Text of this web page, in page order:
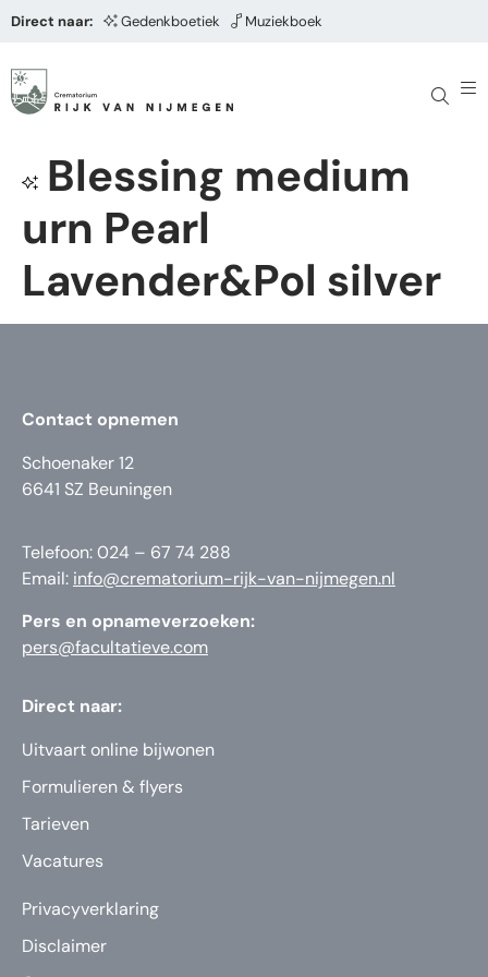
Direct naar: Gedenkboetiek Muziekboek
Blessing medium
urn Pearl
Lavender&Pol silver
Contact opnemen
Schoenaker 12
6641 SZ Beuningen
Telefoon: 024 – 67 74 288
Email: info@crematorium-rijk-van-nijmegen.nl
Pers en opnameverzoeken:
pers@facultatieve.com
Direct naar:
Uitvaart online bijwonen
Formulieren & flyers
Tarieven
Vacatures
Privacyverklaring
Disclaimer